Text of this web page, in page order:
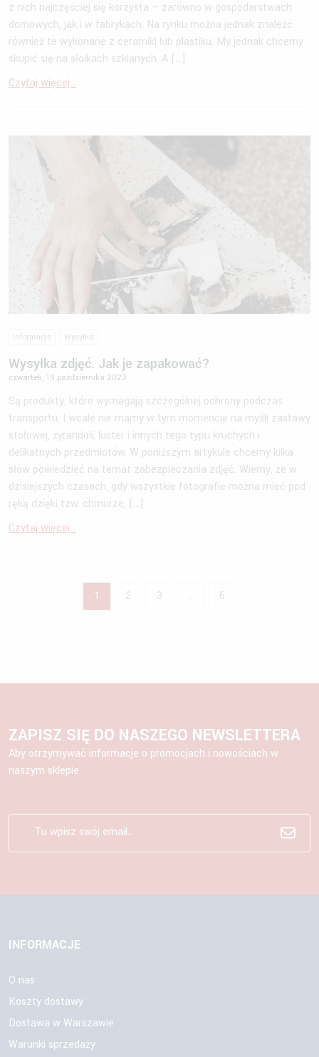
z nich najczęściej się korzysta – zarówno w gospodarstwach
domowych, jak i w fabrykach. Na rynku można jednak znaleźć
również te wykonane z ceramiki lub plastiku. My jednak chcemy
skupić się na słoikach szklanych. A […]
Czytaj więcej...
Informacje Wysyłka
Wysyłka zdjęć. Jak je zapakować?
czwartek, 19 października 2023
Są produkty, które wymagają szczególnej ochrony podczas
transportu. I wcale nie mamy w tym momencie na myśli zastawy
stołowej, żyrandoli, luster i innych tego typu kruchych i
delikatnych przedmiotów. W poniższym artykule chcemy kilka
słów powiedzieć na temat zabezpieczania zdjęć. Wiemy, że w
dzisiejszych czasach, gdy wszystkie fotografie można mieć pod
ręką dzięki tzw. chmurze, […]
Czytaj więcej...
1 2 3 … 6
ZAPISZ SIĘ DO NASZEGO NEWSLETTERA
Aby otrzymywać informacje o promocjach i nowościach w
naszym sklepie
INFORMACJE
O nas
Koszty dostawy
Dostawa w Warszawie
Warunki sprzedaży